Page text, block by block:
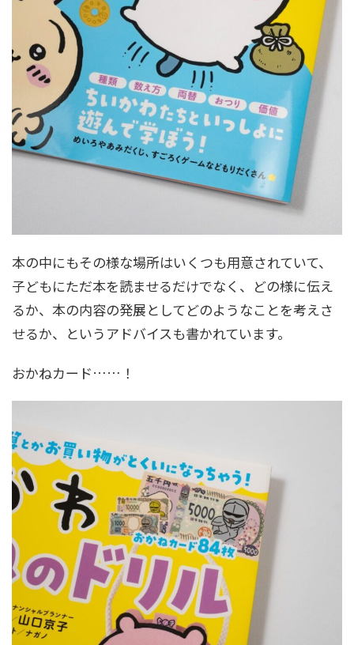
本の中にもその様な場所はいくつも用意されていて、
子どもにただ本を読ませるだけでなく、どの様に伝え
るか、本の内容の発展としてどのようなことを考えさ
せるか、というアドバイスも書かれています。
おかねカード……！